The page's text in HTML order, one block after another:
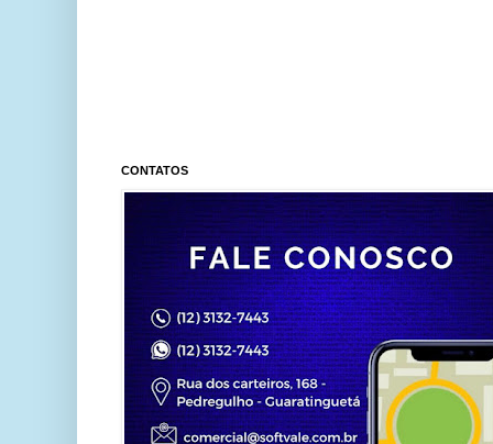
CONTATOS